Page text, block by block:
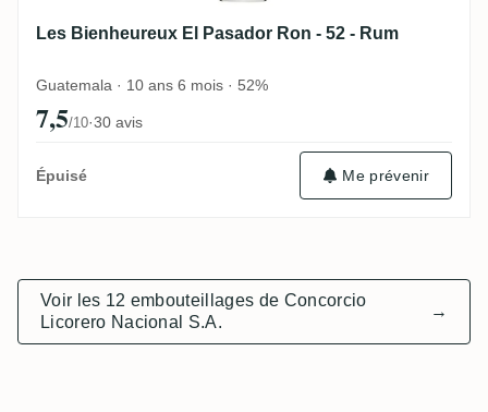
Les Bienheureux El Pasador Ron - 52 - Rum
Guatemala · 10 ans 6 mois · 52%
7,5/10·30 avis
Épuisé Me prévenir
Voir les 12 embouteillages de Concorcio
Licorero Nacional S.A.
→